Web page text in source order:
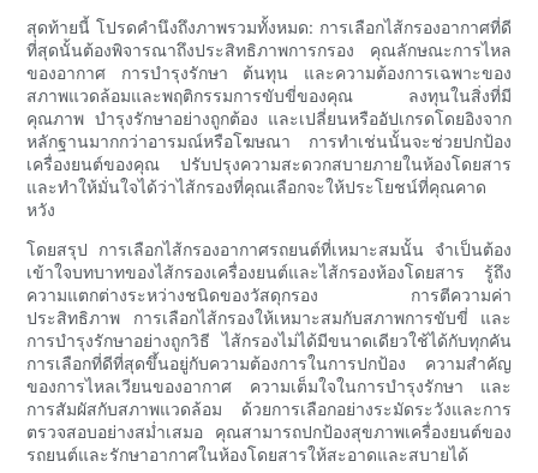
สุดท้ายนี้ โปรดคำนึงถึงภาพรวมทั้งหมด: การเลือกไส้กรองอากาศที่ดี
ที่สุดนั้นต้องพิจารณาถึงประสิทธิภาพการกรอง คุณลักษณะการไหล
ของอากาศ การบำรุงรักษา ต้นทุน และความต้องการเฉพาะของ
สภาพแวดล้อมและพฤติกรรมการขับขี่ของคุณ ลงทุนในสิ่งที่มี
คุณภาพ บำรุงรักษาอย่างถูกต้อง และเปลี่ยนหรืออัปเกรดโดยอิงจาก
หลักฐานมากกว่าอารมณ์หรือโฆษณา การทำเช่นนั้นจะช่วยปกป้อง
เครื่องยนต์ของคุณ ปรับปรุงความสะดวกสบายภายในห้องโดยสาร
และทำให้มั่นใจได้ว่าไส้กรองที่คุณเลือกจะให้ประโยชน์ที่คุณคาด
หวัง
โดยสรุป การเลือกไส้กรองอากาศรถยนต์ที่เหมาะสมนั้น จำเป็นต้อง
เข้าใจบทบาทของไส้กรองเครื่องยนต์และไส้กรองห้องโดยสาร รู้ถึง
ความแตกต่างระหว่างชนิดของวัสดุกรอง การตีความค่า
ประสิทธิภาพ การเลือกไส้กรองให้เหมาะสมกับสภาพการขับขี่ และ
การบำรุงรักษาอย่างถูกวิธี ไส้กรองไม่ได้มีขนาดเดียวใช้ได้กับทุกคัน
การเลือกที่ดีที่สุดขึ้นอยู่กับความต้องการในการปกป้อง ความสำคัญ
ของการไหลเวียนของอากาศ ความเต็มใจในการบำรุงรักษา และ
การสัมผัสกับสภาพแวดล้อม ด้วยการเลือกอย่างระมัดระวังและการ
ตรวจสอบอย่างสม่ำเสมอ คุณสามารถปกป้องสุขภาพเครื่องยนต์ของ
รถยนต์และรักษาอากาศในห้องโดยสารให้สะอาดและสบายได้